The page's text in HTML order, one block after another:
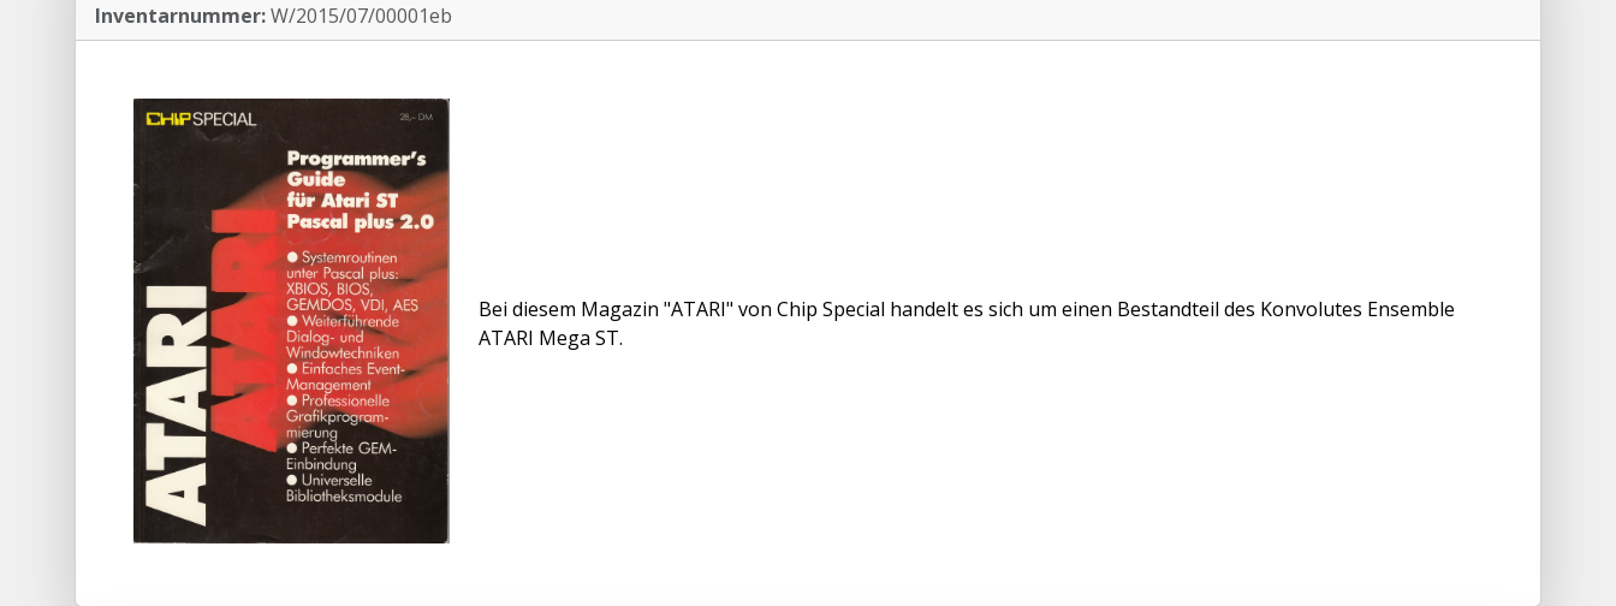
Inventarnummer:W/2015/07/00001eb
Bei diesem Magazin "ATARI" von Chip Special handelt es sich um einen Bestandteil des Konvolutes Ensemble
ATARI Mega ST.